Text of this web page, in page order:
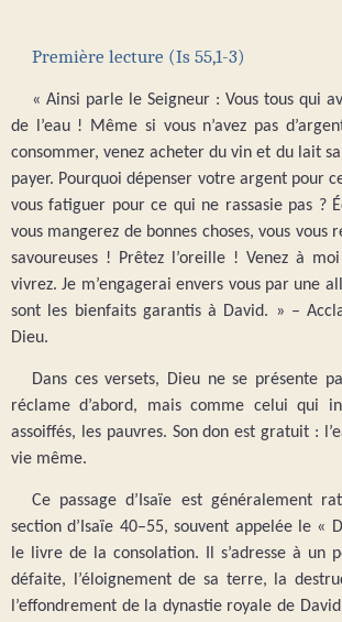
Première lecture (Is 55,1-3)
« Ainsi parle le Seigneur : Vous tous qui
de l’eau ! Même si vous n’avez pas
consommer, venez acheter du vin et du lait
payer. Pourquoi dépenser votre argent pour
vous fatiguer pour ce qui ne rassasie pas ?
vous mangerez de bonnes choses, vous vous
savoureuses ! Prêtez l’oreille ! Venez à
vivrez. Je m’engagerai envers vous par une
sont les bienfaits garantis à David. » –
Dieu.
Dans ces versets, Dieu ne se présente
réclame d’abord, mais comme celui qui
assoiffés, les pauvres. Son don est gratuit :
vie même.
Ce passage d’Isaïe est généralement
section d’Isaïe 40–55, souvent appelée le «
le livre de la consolation. Il s’adresse à un
défaite, l’éloignement de sa terre, la
l’effondrement de la dynastie royale de